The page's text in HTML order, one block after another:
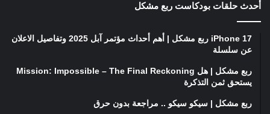
أحدث حلقات بودكاست ربع مشكل
iPhone 17 ربع مشكل | أهم أحداث مؤتمر آبل 2025 وتفاصيل الاعلان
عن سلسلة
ربع مشكل | هل Mission: Impossible – The Final Reckoning
يستحق ثمن التذكرة
ربع مشكل | سيكو سيكو .. مراجعة بدون حرق